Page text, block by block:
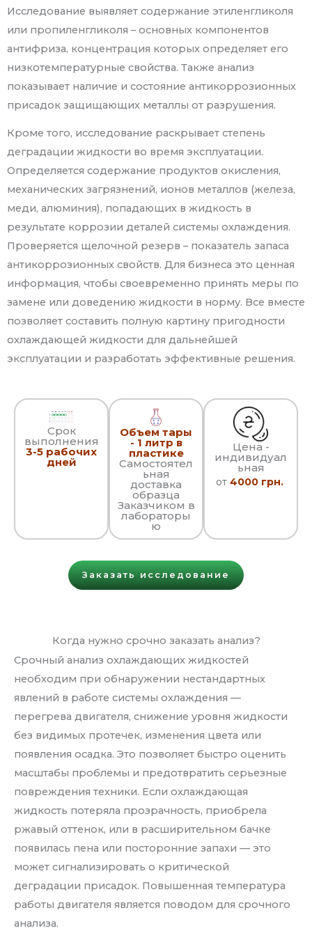
Исследование выявляет содержание этиленгликоля
или пропиленгликоля – основных компонентов
антифриза, концентрация которых определяет его
низкотемпературные свойства. Также анализ
показывает наличие и состояние антикоррозионных
присадок защищающих металлы от разрушения.
Кроме того, исследование раскрывает степень
деградации жидкости во время эксплуатации.
Определяется содержание продуктов окисления,
механических загрязнений, ионов металлов (железа,
меди, алюминия), попадающих в жидкость в
результате коррозии деталей системы охлаждения.
Проверяется щелочной резерв – показатель запаса
антикоррозионных свойств. Для бизнеса это ценная
информация, чтобы своевременно принять меры по
замене или доведению жидкости в норму. Все вместе
позволяет составить полную картину пригодности
охлаждающей жидкости для дальнейшей
эксплуатации и разработать эффективные решения.
Срок
выполнения
3-5 рабочих
дней
Объем тары
- 1 литр в
пластике
Самостоятел
ьная
доставка
образца
Заказчиком в
лабораторы
ю
Цена -
индивидуал
ьная
от 4000 грн.
Заказать исследование
Когда нужно срочно заказать анализ?
Срочный анализ охлаждающих жидкостей
необходим при обнаружении нестандартных
явлений в работе системы охлаждения —
перегрева двигателя, снижение уровня жидкости
без видимых протечек, изменения цвета или
появления осадка. Это позволяет быстро оценить
масштабы проблемы и предотвратить серьезные
повреждения техники. Если охлаждающая
жидкость потеряла прозрачность, приобрела
ржавый оттенок, или в расширительном бачке
появилась пена или посторонние запахи — это
может сигнализировать о критической
деградации присадок. Повышенная температура
работы двигателя является поводом для срочного
анализа.